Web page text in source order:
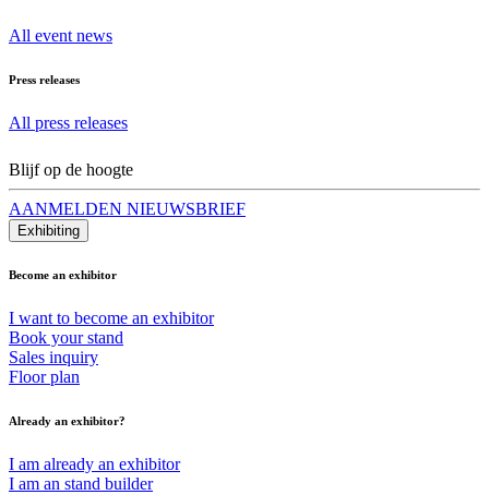
All event news
Press releases
All press releases
Blijf op de hoogte
AANMELDEN NIEUWSBRIEF
Exhibiting
Become an exhibitor
I want to become an exhibitor
Book your stand
Sales inquiry
Floor plan
Already an exhibitor?
I am already an exhibitor
I am an stand builder